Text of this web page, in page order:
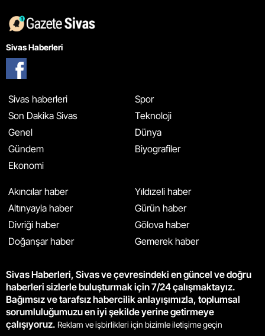
Sivas Haberleri
Sivas haberleri
Son Dakika Sivas
Genel
Gündem
Ekonomi
Spor
Teknoloji
Dünya
Biyografiler
Akıncılar haber
Altınyayla haber
Divriği haber
Doğanşar haber
Yıldızeli haber
Gürün haber
Gölova haber
Gemerek haber
Sivas Haberleri, Sivas ve çevresindeki en güncel ve doğru
haberleri sizlerle buluşturmak için 7/24 çalışmaktayız.
Bağımsız ve tarafsız habercilik anlayışımızla, toplumsal
sorumluluğumuzu en iyi şekilde yerine getirmeye
çalışıyoruz. Reklam ve işbirlikleri için bizimle iletişime geçin